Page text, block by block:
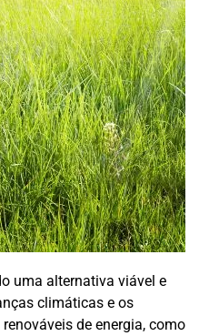
uma alternativa viável e
climáticas e os
de energia, como